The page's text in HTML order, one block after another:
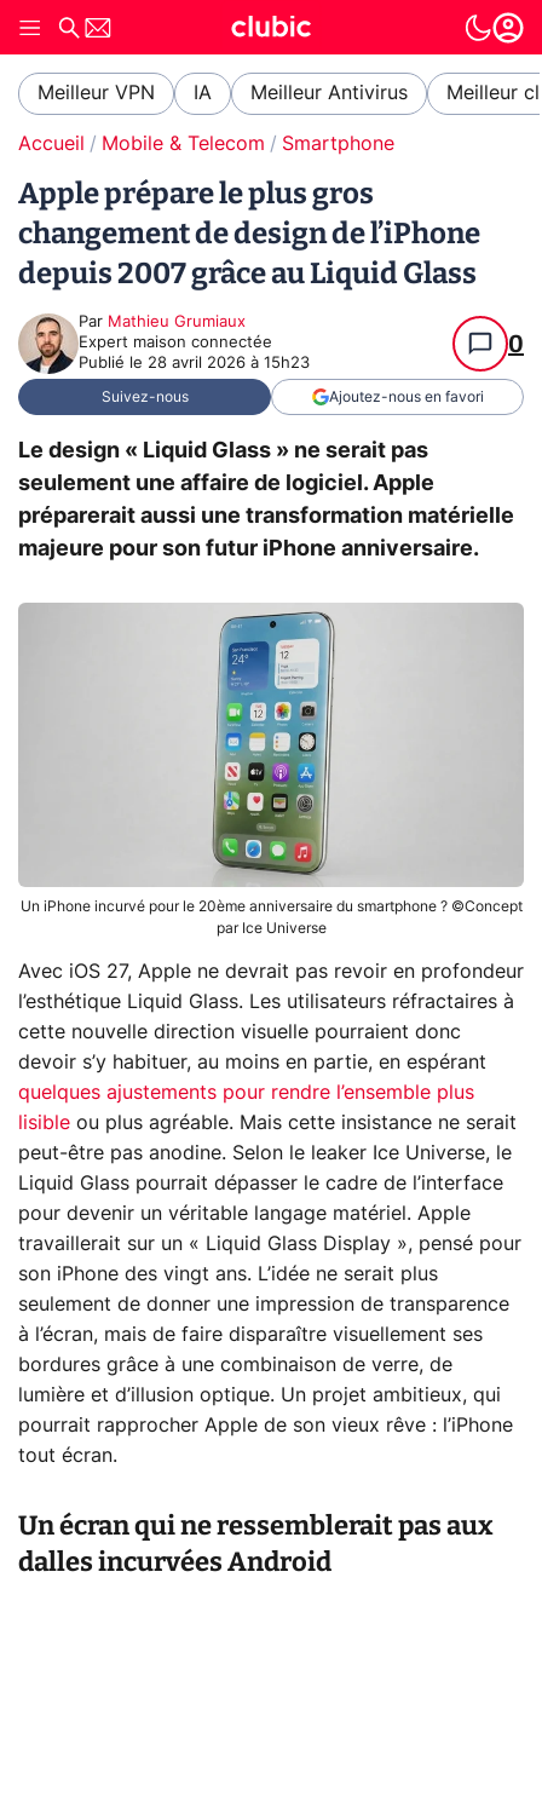
Meilleur VPN IA Meilleur Antivirus Meilleur
Accueil Mobile & Telecom Smartphone
Apple prépare le plus gros
changement de design de l’iPhone
depuis 2007 grâce au Liquid Glass
Par Mathieu Grumiaux
Expert maison connectée
Publié le 28 avril 2026 à 15h23
0
Suivez-nous Ajoutez-nous en favori
Le design « Liquid Glass » ne serait pas
seulement une affaire de logiciel. Apple
préparerait aussi une transformation matérielle
majeure pour son futur iPhone anniversaire.
Un iPhone incurvé pour le 20ème anniversaire du smartphone ? ©Concept
par Ice Universe
Avec iOS 27, Apple ne devrait pas revoir en profondeur
l’esthétique Liquid Glass. Les utilisateurs réfractaires à
cette nouvelle direction visuelle pourraient donc
devoir s’y habituer, au moins en partie, en espérant
quelques ajustements pour rendre l’ensemble plus
lisible ou plus agréable. Mais cette insistance ne serait
peut-être pas anodine. Selon le leaker Ice Universe, le
Liquid Glass pourrait dépasser le cadre de l’interface
pour devenir un véritable langage matériel. Apple
travaillerait sur un « Liquid Glass Display », pensé pour
son iPhone des vingt ans. L’idée ne serait plus
seulement de donner une impression de transparence
à l’écran, mais de faire disparaître visuellement ses
bordures grâce à une combinaison de verre, de
lumière et d’illusion optique. Un projet ambitieux, qui
pourrait rapprocher Apple de son vieux rêve : l’iPhone
tout écran.
Un écran qui ne ressemblerait pas aux
dalles incurvées Android